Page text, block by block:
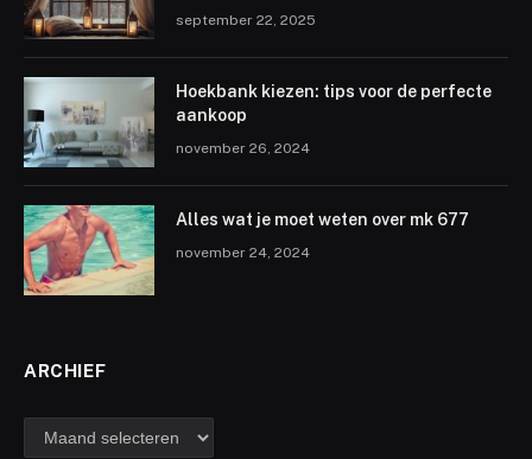
september 22, 2025
Hoekbank kiezen: tips voor de perfecte
aankoop
november 26, 2024
Alles wat je moet weten over mk 677
november 24, 2024
ARCHIEF
archief